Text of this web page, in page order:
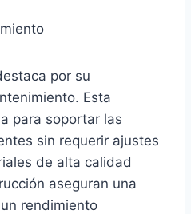
por su
Esta
para soportar las
sin requerir ajustes
de alta calidad
aseguran una
rendimiento